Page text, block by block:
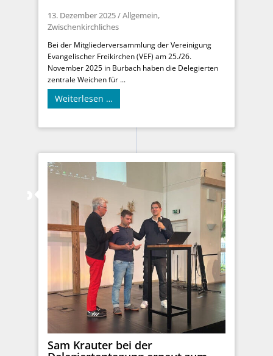
13. Dezember 2025/Allgemein,
Zwischenkirchliches
Bei der Mitgliederversammlung der Vereinigung
Evangelischer Freikirchen (VEF) am 25./26.
November 2025 in Burbach haben die Delegierten
zentrale Weichen für ...
Weiterlesen …
Sam Krauter bei der